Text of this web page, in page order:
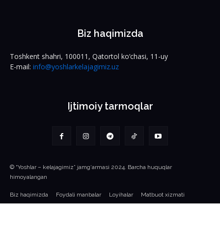
Biz haqimizda
Toshkent shahri, 100011, Qatortol ko‘chasi, 11-uy
E-mail: info@yoshlarkelajagimiz.uz
Ijtimoiy tarmoqlar
© “Yoshlar – kelajagimiz” jamg‘armasi 2024. Barcha huquqlar
himoyalangan
Biz haqimizda Foydali manbalar Loyihalar Matbuot xizmati